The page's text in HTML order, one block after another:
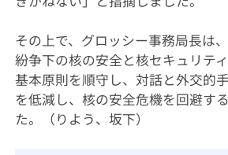
その上で、グロッシー事務局長は
紛争下の核の安全と核セキュリテ
基本原則を順守し、対話と外交的
を低減し、核の安全危機を回避す
た。（りよう、坂下）